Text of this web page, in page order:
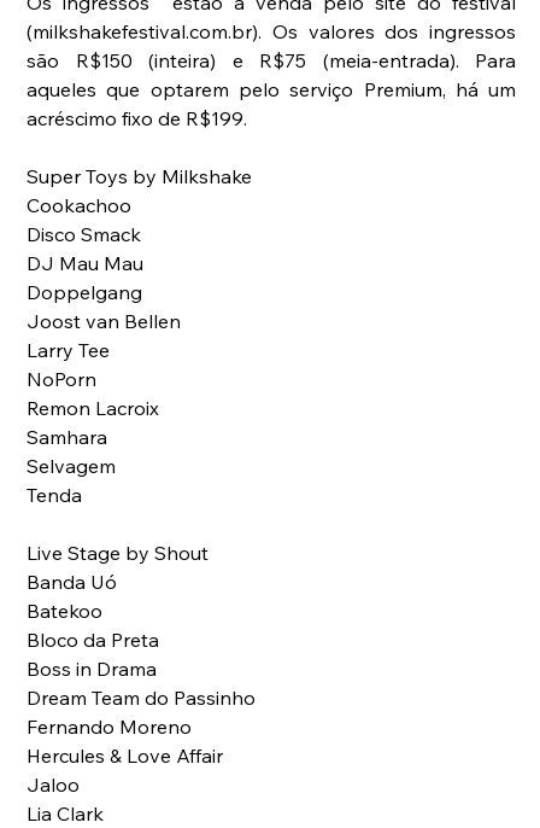
(milkshakefestival.com.br). Os valores dos ingressos
são R$150 (inteira) e R$75 (meia-entrada). Para
aqueles que optarem pelo serviço Premium, há um
acréscimo fixo de R$199.
Super Toys by Milkshake
Cookachoo
Disco Smack
DJ Mau Mau
Doppelgang
Joost van Bellen
Larry Tee
NoPorn
Remon Lacroix
Samhara
Selvagem
Tenda
Live Stage by Shout
Banda Uó
Batekoo
Bloco da Preta
Boss in Drama
Dream Team do Passinho
Fernando Moreno
Hercules & Love Affair
Jaloo
Lia Clark